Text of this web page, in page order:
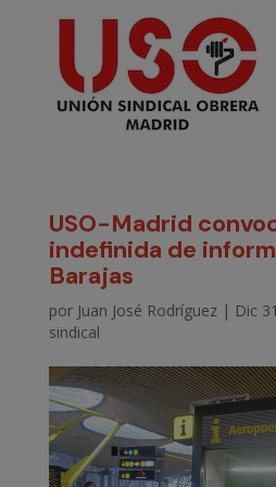
USO-Madrid
indefinida de
Barajas
por Juan José Rodríguez| Dic
sindical